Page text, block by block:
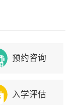
预约咨询
入学评估